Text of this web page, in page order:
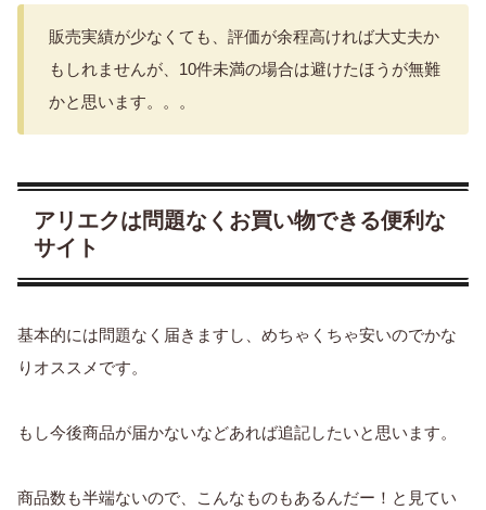
販売実績が少なくても、評価が余程高ければ大丈夫か
もしれませんが、10件未満の場合は避けたほうが無難
かと思います。。。
アリエクは問題なくお買い物できる便利な
サイト
基本的には問題なく届きますし、めちゃくちゃ安いのでかな
りオススメです。
もし今後商品が届かないなどあれば追記したいと思います。
商品数も半端ないので、こんなものもあるんだー！と見てい